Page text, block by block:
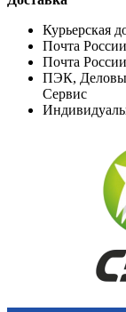
Курьерская
Почта
Почта
ПЭК,
Сервис